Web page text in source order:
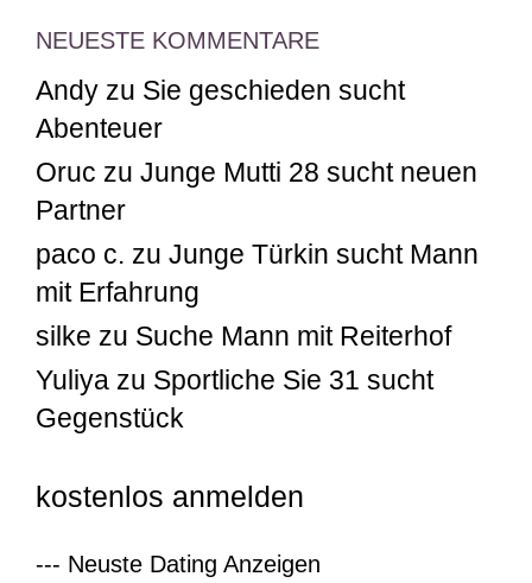
NEUESTE KOMMENTARE
Andy zu Sie geschieden sucht
Abenteuer
Oruc zu Junge Mutti 28 sucht neuen
Partner
paco c. zu Junge Türkin sucht Mann
mit Erfahrung
silke zu Suche Mann mit Reiterhof
Yuliya zu Sportliche Sie 31 sucht
Gegenstück
kostenlos anmelden
--- Neuste Dating Anzeigen